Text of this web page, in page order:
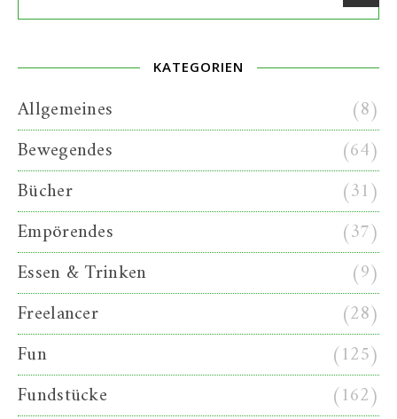
KATEGORIEN
Allgemeines
(8)
Bewegendes
(64)
Bücher
(31)
Empörendes
(37)
Essen & Trinken
(9)
Freelancer
(28)
Fun
(125)
Fundstücke
(162)